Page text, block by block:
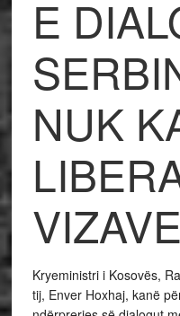
E
NUK
Kryeministri i Kosovës,
tij, Enver Hoxhaj, kanë